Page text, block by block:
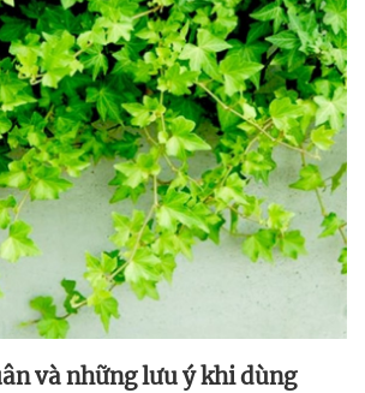
và những lưu ý khi dùng